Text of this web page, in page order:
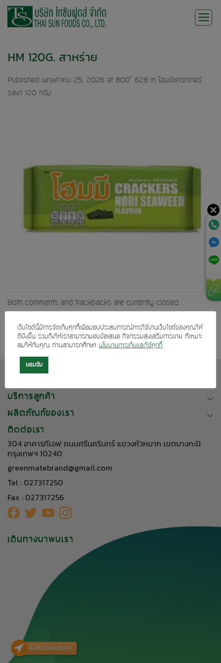
Skip
HM 120G. สาหร่าย
Published พฤษภาคม 25, 2026 at 800 × 628 in โฮมมีแครกเกอร์
รสงา 120 กรัม
Both comments and trackbacks are currently closed.
Previous
บริการลูกค้า
ผลิตภัณฑ์ของเรา
ติดต่อเรา
304 อาคารทีเอฟ ถนนศรีนครินทร์ แขวงหัวหมาก เขตบางกะปิ
กรุงเทพฯ 10240
greenmatebrand@gmail.com
Tel : 027317250
Fax : 027317256
เดินทางมาพบเรา
เว็บไซต์นี้มีการจัดเก็บคุกกี้เพื่อมอบประสบการณ์การใช้งานเว็บไซต์ของคุณให้
ดียิ่งขึ้น รวมถึงให้เราสามารถมอบข้อเสนอ กิจกรรมส่งเสริมการขาย ที่เหมาะ
สมให้กับคุณ ท่านสามารถศึกษา นโยบายการเก็บและใช้คุกกี้
ยอมรับ